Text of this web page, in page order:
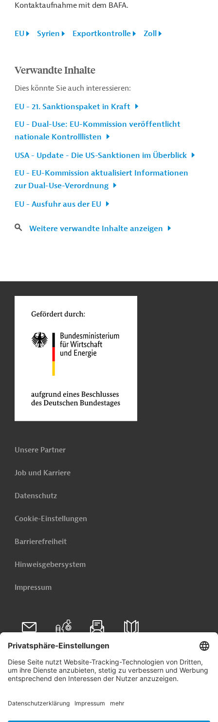
Kontaktaufnahme mit dem BAFA.
EU Syrien Exportkontrolle Zoll
Verwandte Inhalte
Dies könnte Sie auch interessieren:
EU - 21. Sanktionspaket in Kraft
EU - Dual-Use: EU-Kommission veröffentlicht
nationale Kontrolllisten
USA - Update - Die US-Sanktionen im Überblick
EU - EU-Kommission aktualisiert Informationen
zur Dual-Use-Verordnung
EU - Ausfuhr aus der EU
Weitere verwandte Inhalte anzeigen
Unsere Partner
Job und Karriere
Datenschutz
Cookie-Einstellungen
Barrierefreiheit
Hinweisgebersystem
Impressum
Folgen Sie uns auf
Linkedin